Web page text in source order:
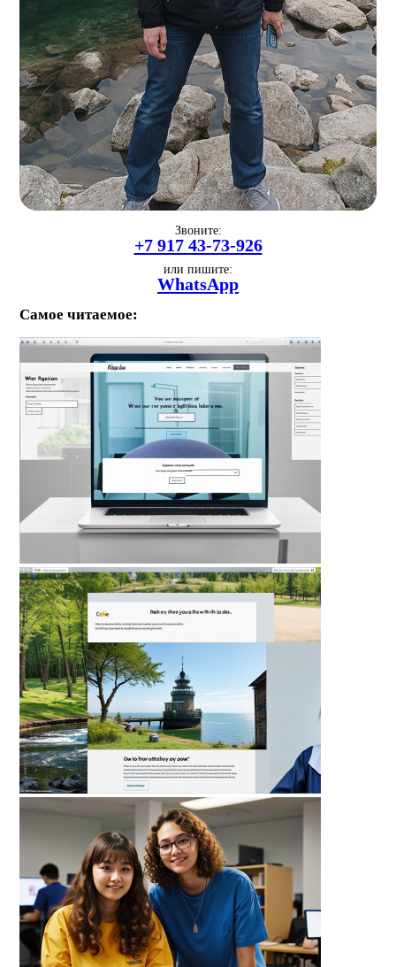
Звоните:
+7 917 43-73-926
или пишите:
WhatsApp
Самое читаемое: